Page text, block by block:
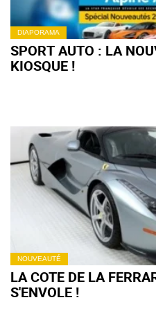
DIAPORAMA
SPORT AUTO : LA
KIOSQUE !
NOUVEAUTÉ
LA COTE DE LA
S'ENVOLE !